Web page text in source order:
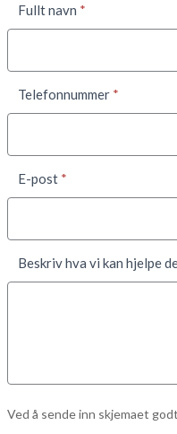
nede
Fullt navn *
Telefonnummer *
E-post *
Beskriv hva vi kan hjelpe
Ved å sende inn skjemaet